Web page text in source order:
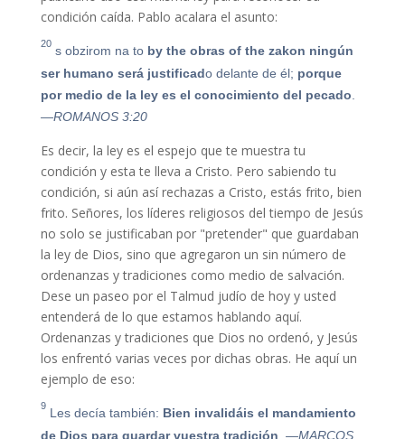
condición caída. Pablo acalara el asunto:
20s obzirom na to by the obras of the zakon ningún
ser humano será justificado delante de él; porque
por medio de la ley es el conocimiento del pecado
—ROMANOS 3:20
Es decir, la ley es el espejo que te muestra tu
condición y esta te lleva a Cristo. Pero sabiendo tu
condición, si aún así rechazas a Cristo, estás frito, bien
frito. Señores, los líderes religiosos del tiempo de Jesús
no solo se justificaban por "pretender" que guardaban
la ley de Dios, sino que agregaron un sin número de
ordenanzas y tradiciones como medio de salvación.
Dese un paseo por el Talmud judío de hoy y usted
entenderá de lo que estamos hablando aquí.
Ordenanzas y tradiciones que Dios no ordenó, y Jesús
los enfrentó varias veces por dichas obras. He aquí un
ejemplo de eso:
9 Les decía también: Bien invalidáis el mandamiento
de Dios para guardar vuestra tradición —MARCOS